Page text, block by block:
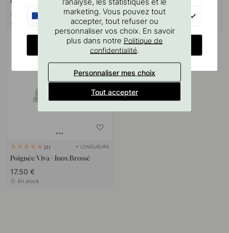
6.97 €8.20 € 42.50 €
Bientôt en stock
3 + LONGUEURS
Poignée Viva - Inox Brossé
17.50 €
En stock
marketing. Vous pouvez tout
accepter, tout refuser ou
personnaliser vos choix. En savoir
plus dans notre Politique de
confidentialité.
Personnaliser mes choix
Tout accepter
CHANGE COUNTRY